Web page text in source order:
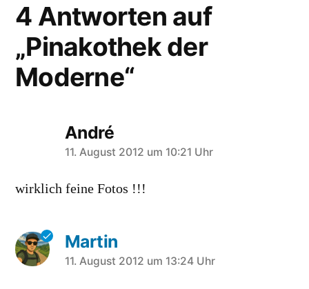
4 Antworten auf
„Pinakothek der
Moderne“
André
schreibt:
11. August 2012 um 10:21 Uhr
wirklich feine Fotos !!!
Martin
schreibt:
11. August 2012 um 13:24 Uhr